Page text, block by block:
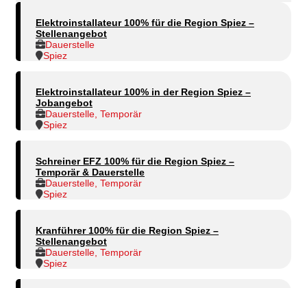
Elektroinstallateur 100% für die Region Spiez –
Stellenangebot
Dauerstelle
Spiez
Elektroinstallateur 100% in der Region Spiez –
Jobangebot
Dauerstelle, Temporär
Spiez
Schreiner EFZ 100% für die Region Spiez –
Temporär & Dauerstelle
Dauerstelle, Temporär
Spiez
Kranführer 100% für die Region Spiez –
Stellenangebot
Dauerstelle, Temporär
Spiez